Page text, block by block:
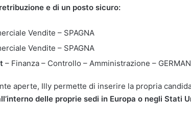
e di un posto sicuro:
Vendite – SPAGNA
Vendite – SPAGNA
– Finanza – Controllo – Amministrazione –
aperte, Illy permette di inserire la propria
delle proprie sedi in Europa o negli Stati